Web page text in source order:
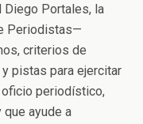
Diego Portales, la
Periodistas—
criterios de
pistas para ejercitar
oficio periodístico,
ayude a